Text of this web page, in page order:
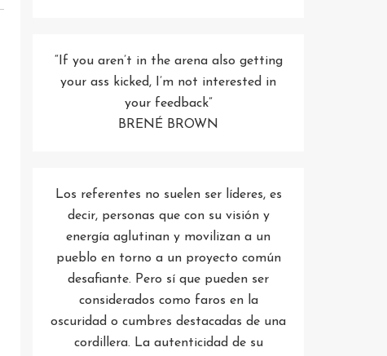
“If you aren’t in the arena also getting
your ass kicked, I’m not interested in
your feedback”
BRENÉ BROWN
Los referentes no suelen ser líderes, es
decir, personas que con su visión y
energía aglutinan y movilizan a un
pueblo en torno a un proyecto común
desafiante. Pero sí que pueden ser
considerados como faros en la
oscuridad o cumbres destacadas de una
cordillera. La autenticidad de su